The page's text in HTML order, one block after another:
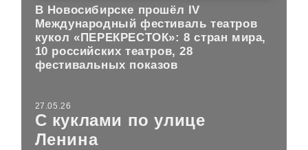
В Новосибирске прошёл IV
Международный фестиваль театров
кукол «ПЕРЕКРЕСТОК»: 8 стран мира,
10 российских театров, 28
фестивальных показов
27.05.26
С куклами по улице
Ленина